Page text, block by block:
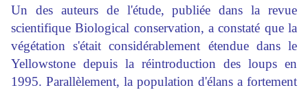
Un des auteurs de l'étude, publiée dans la revue
scientifique Biological conservation, a constaté que la
végétation s'était considérablement étendue dans le
Yellowstone depuis la réintroduction des loups en
1995. Parallèlement, la population d'élans a fortement